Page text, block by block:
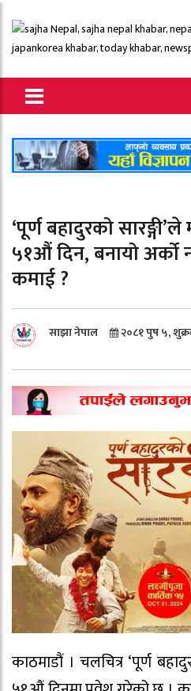
‘पूर्ण बहादुरको
५१औं दिन, बनायो अर्को
कमाई ?
साझा नेपाल २०८१ पुष ५,
काठमाडौं । चलचित्र ‘पूर्ण